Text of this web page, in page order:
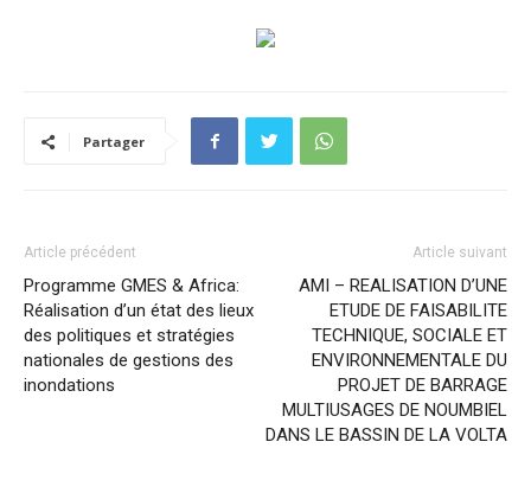
Partager
Article précédent
Programme GMES & Africa:
Réalisation d’un état des lieux
des politiques et stratégies
nationales de gestions des
inondations
Article suivant
AMI – REALISATION D’UNE
ETUDE DE FAISABILITE
TECHNIQUE, SOCIALE ET
ENVIRONNEMENTALE DU
PROJET DE BARRAGE
MULTIUSAGES DE NOUMBIEL
DANS LE BASSIN DE LA VOLTA